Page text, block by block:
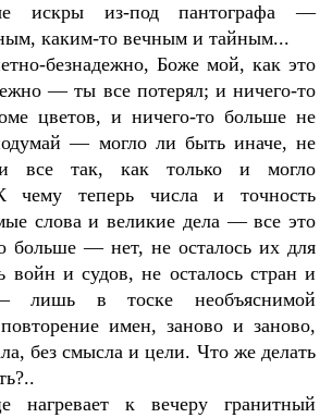
искры из-под пантографа —
каким-то вечным и тайным...
безнадежно, Боже мой, как это
— ты все потерял; и ничего-то
цветов, и ничего-то больше не
— могло ли быть иначе, не
все так, как только и могло
чему теперь числа и точность
слова и великие дела — все это
больше — нет, не осталось их для
войн и судов, не осталось стран и
лишь в тоске необъяснимой
имен, заново и заново,
без смысла и цели. Что же делать
нагревает к вечеру гранитный